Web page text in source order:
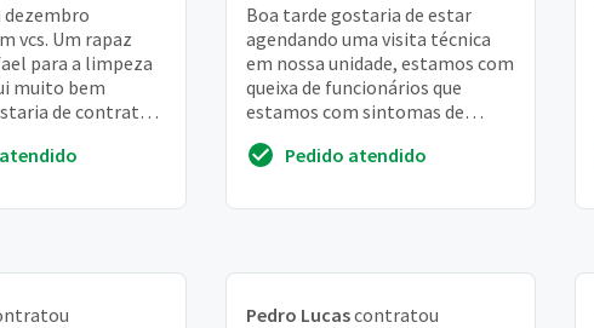
dezembro
vcs. Um rapaz
para a limpeza
muito bem
de contratar
que...
Boa tarde gostaria de estar
agendando uma visita técnica
em nossa unidade, estamos com
queixa de funcionários que
estamos com sintomas de
aquecida, já fizemos alg...
Pedido atendido
Pedro Lucascontratou